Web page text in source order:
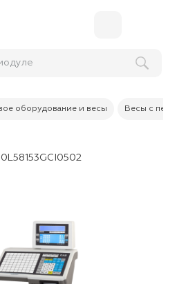
на
оборудование и весы Весы с